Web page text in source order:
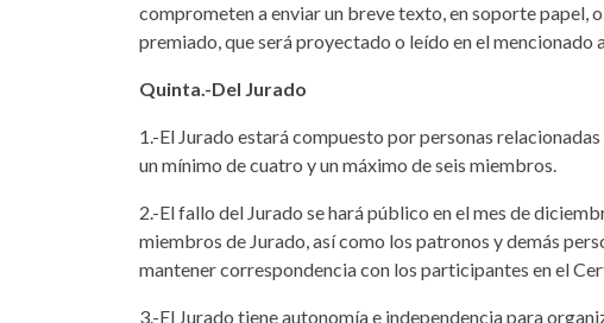
comprometen a enviar un breve texto, en soporte papel,
premiado, que será proyectado o leído en el mencionado
Quinta.-Del Jurado
1.-El Jurado estará compuesto por personas
un mínimo de cuatro y un máximo de seis miembros.
2.-El fallo del Jurado se hará público en el mes de
miembros de Jurado, así como los patronos y demás
mantener correspondencia con los participantes en el
3.-El Jurado tiene autonomía e independencia para